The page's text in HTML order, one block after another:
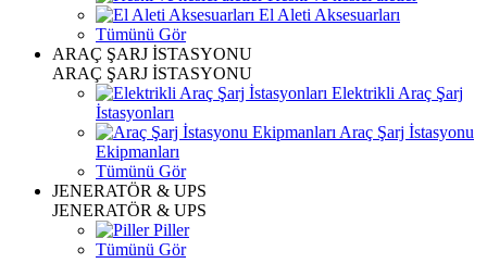
El Aleti Aksesuarları
Tümünü Gör
ARAÇ ŞARJ İSTASYONU
ARAÇ ŞARJ İSTASYONU
Elektrikli Araç Şarj
İstasyonları
Araç Şarj İstasyonu
Ekipmanları
Tümünü Gör
JENERATÖR & UPS
JENERATÖR & UPS
Piller
Tümünü Gör